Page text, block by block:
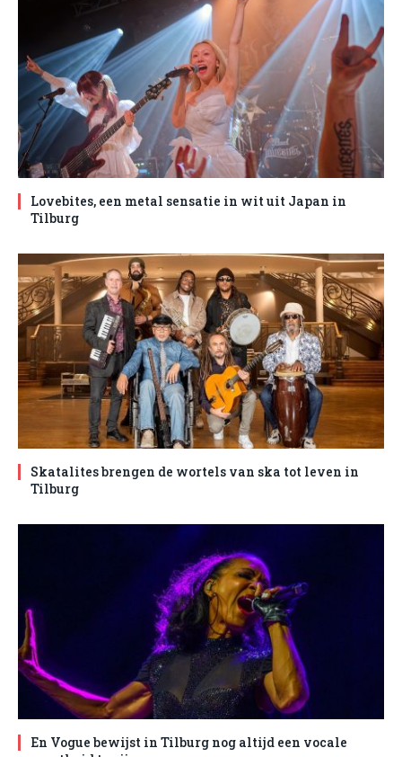
Lovebites, een metal sensatie in wit uit Japan in
Tilburg
Skatalites brengen de wortels van ska tot leven in
Tilburg
En Vogue bewijst in Tilburg nog altijd een vocale